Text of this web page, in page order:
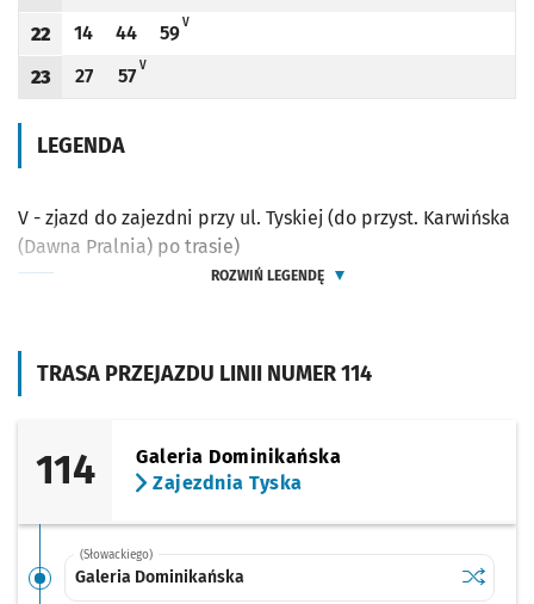
TRASA PRZEJAZDU LINII NUMER 114
114
Galeria Dominikańska
Zajezdnia Tyska
(Słowackiego)
Galeria Dominikańska Sprawdź
Galeria
Godzina odjazdu
22
Odjazd
14
minut po godzinie 22
Odjazd
44
minut po godzinie 22
Odjazd
59
minut po godzinie 22
VV - ZJAZD DO ZAJEZDNI PRZY UL. TYSKIEJ (DO PRZYST.
Godzina odjazdu
23
Odjazd
27
minut po godzinie 23
Odjazd
57
minut po godzinie 23
VV - ZJAZD DO ZAJEZDNI PRZY UL. TYSKIEJ (DO PRZYST. KARWIŃSKA
LEGENDA
V - zjazd do zajezdni przy ul. Tyskiej (do przyst. Karwińska
(Dawna Pralnia) po trasie)
ROZWIŃ LEGENDĘ